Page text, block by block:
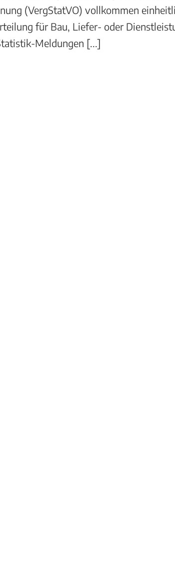
(VergStatVO) vollkommen
für Bau, Liefer- oder
Meldungen [...]